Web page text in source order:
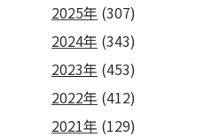
2025年 (307)
2024年 (343)
2023年 (453)
2022年 (412)
2021年 (129)